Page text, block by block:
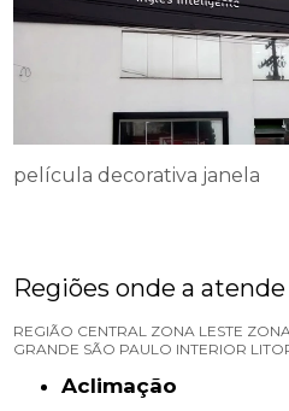
película decorativa janela
Regiões onde a atende
REGIÃO CENTRAL ZONA LESTE
GRANDE SÃO PAULO INTERIOR
Aclimação